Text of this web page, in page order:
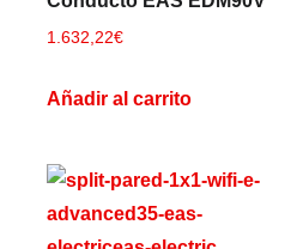
1.632,22€
Añadir al carrito